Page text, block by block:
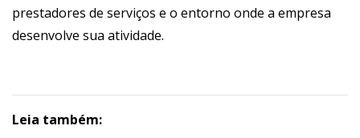
prestadores de serviços e o entorno onde a empresa
desenvolve sua atividade.
Leia também: